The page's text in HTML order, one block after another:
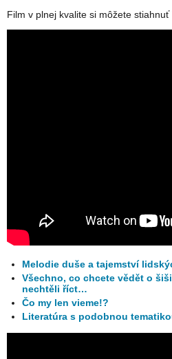
Film v plnej kvalite si môžete stiahnuť
Melodie duše a tajemství
Všechno, co chcete vědět o
nechtěli říct…
Čo my len vieme!?
Literatúra s podobnou